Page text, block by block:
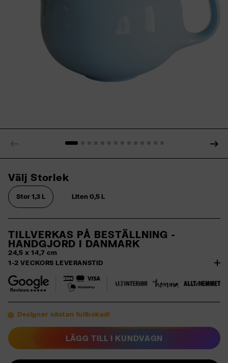
Välj Storlek
Stor 1,3 L Liten 0,5 L
TILLVERKAS PÅ BESTÄLLNING -
HANDGJORD I DANMARK
24,5 x 14,7 cm
1-2 VECKORS LEVERANSTID
Designer nästan fullbokad!
LÄGG TILL I KUNDVAGN